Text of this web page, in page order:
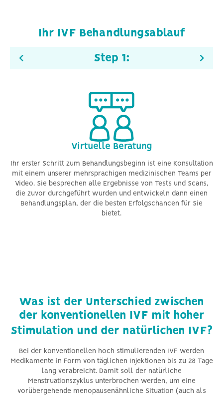
Ihr IVF Behandlungsablauf
Step 1 :
Virtuelle Beratung
Ihr erster Schritt zum Behandlungsbeginn ist eine Konsultation
mit einem unserer mehrsprachigen medizinischen Teams per
Video. Sie besprechen alle Ergebnisse von Tests und Scans,
die zuvor durchgeführt wurden und entwickeln dann einen
Behandlungsplan, der die besten Erfolgschancen für Sie
bietet.
Was ist der Unterschied zwischen
der konventionellen IVF mit hoher
Stimulation und der natürlichen IVF?
Bei der konventionellen hoch stimulierenden IVF werden
Medikamente in Form von täglichen Injektionen bis zu 28 Tage
lang verabreicht. Damit soll der natürliche
Menstruationszyklus unterbrochen werden, um eine
vorübergehende menopausenähnliche Situation (auch als